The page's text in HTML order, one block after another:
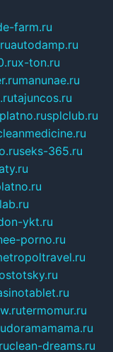
farm.ru
autodamp.ru
x-ton.ru
manunae.ru
tajuncos.ru
splclub.ru
seks-365.ru
ykt.ru
porno.ru
termomur.ru
doramamama.ru
clean-dreams.ru